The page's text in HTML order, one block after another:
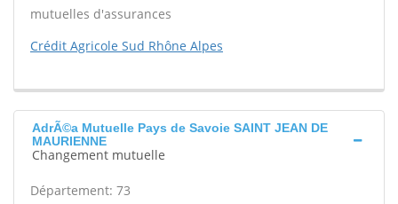
mutuelles d'assurances
Crédit Agricole Sud Rhône Alpes
AdrÃ©a Mutuelle Pays de Savoie SAINT JEAN DE
MAURIENNE
Changement mutuelle
Département: 73